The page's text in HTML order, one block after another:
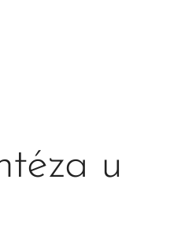
u